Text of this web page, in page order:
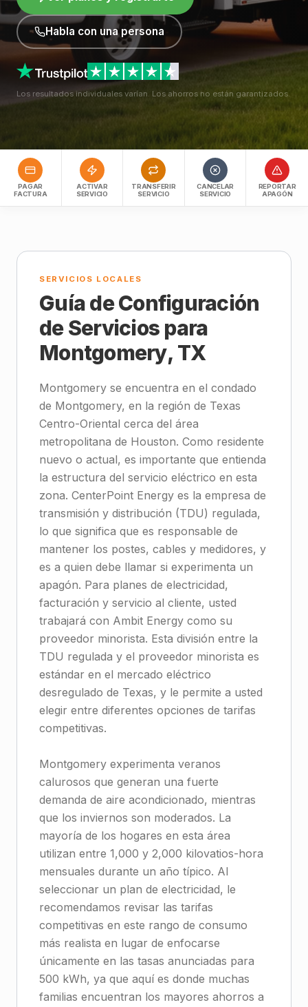
Habla con una persona
Los resultados individuales varían. Los ahorros no están garantizados.
PAGAR
FACTURA
ACTIVAR
SERVICIO
TRANSFERIR
SERVICIO
CANCELAR
SERVICIO
REPORTAR
APAGÓN
SERVICIOS LOCALES
Guía de Configuración
de Servicios para
Montgomery, TX
Montgomery se encuentra en el condado
de Montgomery, en la región de Texas
Centro-Oriental cerca del área
metropolitana de Houston. Como residente
nuevo o actual, es importante que entienda
la estructura del servicio eléctrico en esta
zona. CenterPoint Energy es la empresa de
transmisión y distribución (TDU) regulada,
lo que significa que es responsable de
mantener los postes, cables y medidores, y
es a quien debe llamar si experimenta un
apagón. Para planes de electricidad,
facturación y servicio al cliente, usted
trabajará con Ambit Energy como su
proveedor minorista. Esta división entre la
TDU regulada y el proveedor minorista es
estándar en el mercado eléctrico
desregulado de Texas, y le permite a usted
elegir entre diferentes opciones de tarifas
competitivas.
Montgomery experimenta veranos
calurosos que generan una fuerte
demanda de aire acondicionado, mientras
que los inviernos son moderados. La
mayoría de los hogares en esta área
utilizan entre 1,000 y 2,000 kilovatios-hora
mensuales durante un año típico. Al
seleccionar un plan de electricidad, le
recomendamos revisar las tarifas
competitivas en este rango de consumo
más realista en lugar de enfocarse
únicamente en las tasas anunciadas para
500 kWh, ya que aquí es donde muchas
familias encuentran los mayores ahorros a